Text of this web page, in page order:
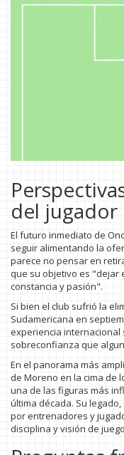
del jugador
El futuro inmediato de
seguir alimentando la
parece no pensar en
que su objetivo es "dejar
constancia y pasión".
Si bien el club sufrió la
Sudamericana en
experiencia internacional
sobreconfianza que
En el panorama más
de Moreno en la cima de
una de las figuras más
última década. Su
por entrenadores y
disciplina y visión de